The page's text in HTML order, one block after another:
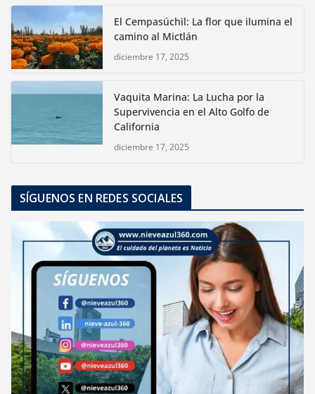
El Cempasúchil: La flor que ilumina el
camino al Mictlán
diciembre 17, 2025
Vaquita Marina: La Lucha por la
Supervivencia en el Alto Golfo de
California
diciembre 17, 2025
SÍGUENOS EN REDES SOCIALES